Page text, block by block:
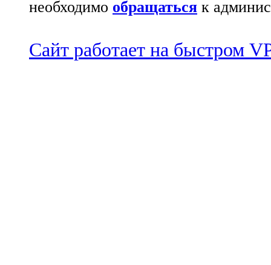
необходимо обращаться к
Сайт работает на быстром